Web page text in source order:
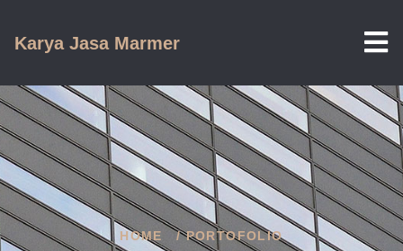
Karya Jasa Marmer
HOME / PORTOFOLIO